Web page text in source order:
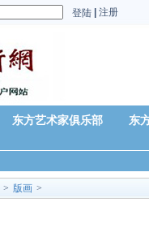
登陆| 注册
东方艺术家俱乐部 东
> 版画 >